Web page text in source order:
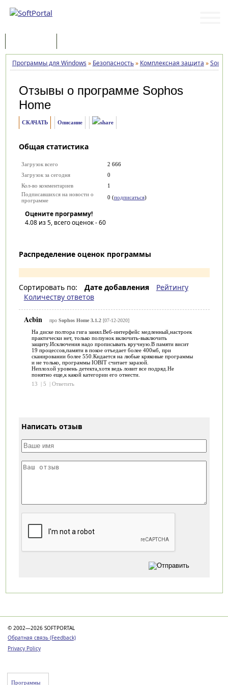
Программы для Windows » Безопасность» Комплексная защита »
Отзывы о программе Sophos
Home
СКАЧАТЬ Описание
Общая статистика
Загрузок всего
2 666
Загрузок за сегодня
0
Кол-во комментариев
1
Подписавшихся на новости о
программе
0 (подписаться)
Оцените программу!
4.08из 5, всего оценок -60
Распределение оценок программы
Сортировать по: Дате добавления
Рейтингу
Количеству ответов
Acbin про Sophos Home 3.1.2[07-12-2020]
На диске полтора гига занял.Веб-интерфейс медленный,настроек
практически нет, только ползунок включить-выключить
защиту.Исключения надо прописывать вручную.В памяти висит
19 процессов,памяти в покое отъедает более 400мб, при
сканировании более 550.Кидается на любые кряковые программы
и не только, программы IOBIT считает заразой.
Неплохой уровень детекта,хотя ведь ловит все подряд.Не
понятно еще,к какой категории его отнести.
13
| 5 | Ответить
Написать отзыв
© 2002—2026 SOFTPORTAL
Обратная связь (Feedback)
Privacy Policy
Программы